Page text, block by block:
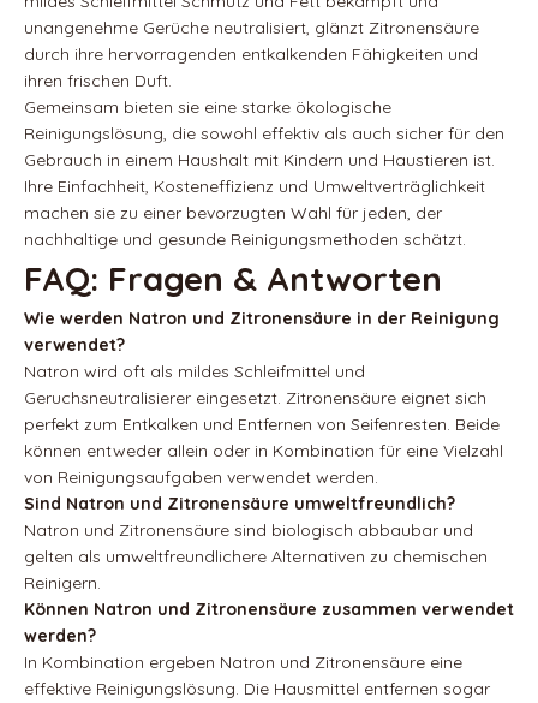
unangenehme Gerüche neutralisiert, glänzt Zitronensäure
durch ihre hervorragenden entkalkenden Fähigkeiten und
ihren frischen Duft.
Gemeinsam bieten sie eine starke ökologische
Reinigungslösung, die sowohl effektiv als auch sicher für den
Gebrauch in einem Haushalt mit Kindern und Haustieren ist.
Ihre Einfachheit, Kosteneffizienz und Umweltverträglichkeit
machen sie zu einer bevorzugten Wahl für jeden, der
nachhaltige und gesunde Reinigungsmethoden schätzt.
FAQ: Fragen & Antworten
Wie werden Natron und Zitronensäure in der Reinigung
verwendet?
Natron wird oft als mildes Schleifmittel und
Geruchsneutralisierer eingesetzt. Zitronensäure eignet sich
perfekt zum Entkalken und Entfernen von Seifenresten. Beide
können entweder allein oder in Kombination für eine Vielzahl
von Reinigungsaufgaben verwendet werden.
Sind Natron und Zitronensäure umweltfreundlich?
Natron und Zitronensäure sind biologisch abbaubar und
gelten als umweltfreundlichere Alternativen zu chemischen
Reinigern.
Können Natron und Zitronensäure zusammen verwendet
werden?
In Kombination ergeben Natron und Zitronensäure eine
effektive Reinigungslösung. Die Hausmittel entfernen sogar